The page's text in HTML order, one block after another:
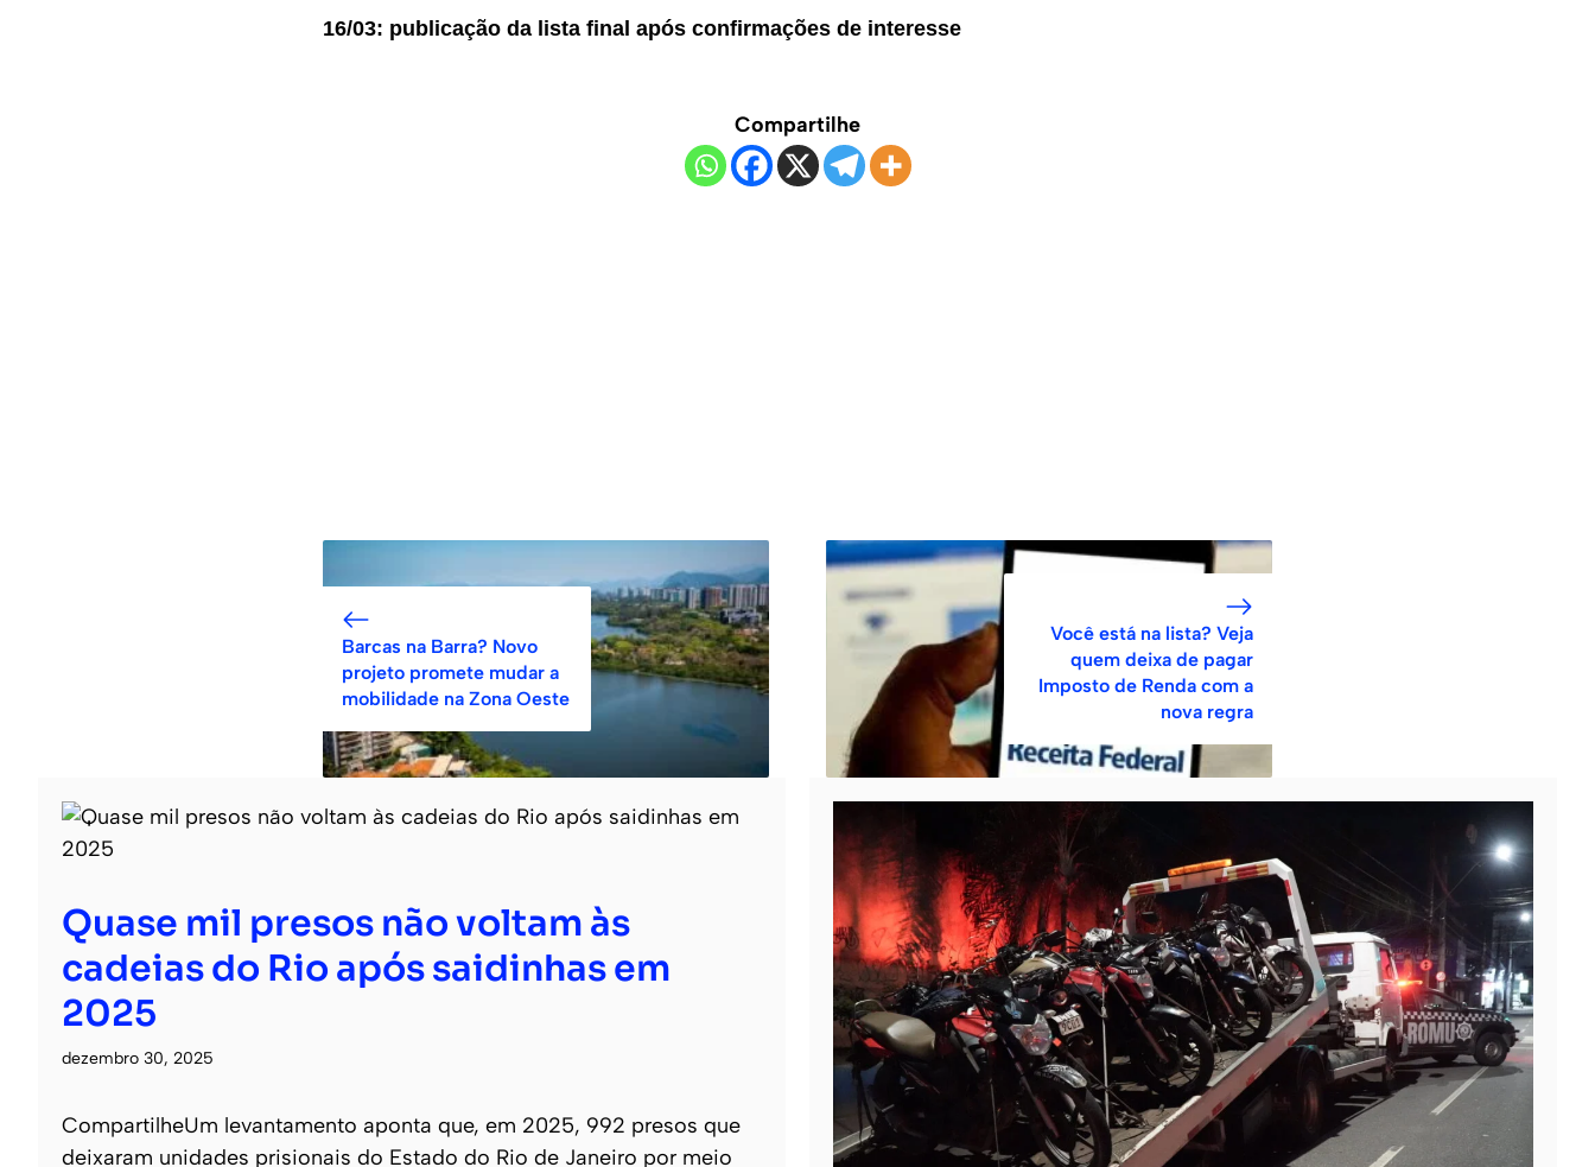
16/03: publicação da lista final após confirmações de interesse
Compartilhe
Barcas na Barra? Novo
projeto promete mudar a
mobilidade na Zona Oeste
Você está na lista? Veja
quem deixa de pagar
Imposto de Renda com a
nova regra
Quase mil presos não voltam às
cadeias do Rio após saidinhas em
2025
dezembro 30, 2025
CompartilheUm levantamento aponta que, em 2025, 992 presos que
deixaram unidades prisionais do Estado do Rio de Janeiro por meio